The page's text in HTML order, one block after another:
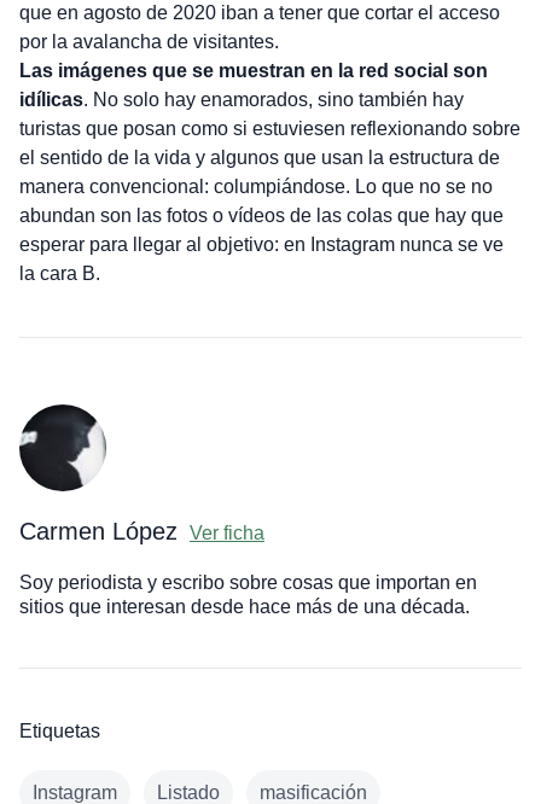
que en agosto de 2020 iban a tener que cortar el acceso
por la avalancha de visitantes.
Las imágenes que se muestran en la red social son
idílicas. No solo hay enamorados, sino también hay
turistas que posan como si estuviesen reflexionando sobre
el sentido de la vida y algunos que usan la estructura de
manera convencional: columpiándose. Lo que no se no
abundan son las fotos o vídeos de las colas que hay que
esperar para llegar al objetivo: en Instagram nunca se ve
la cara B.
Carmen López Ver ficha
Soy periodista y escribo sobre cosas que importan en
sitios que interesan desde hace más de una década.
Etiquetas
Instagram Listado masificación